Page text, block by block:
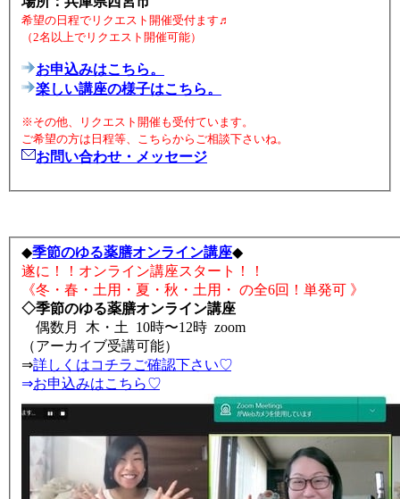
希望の日程でリクエスト開催受付ます♬
（2名以上でリクエスト開催可能）
お申込みはこちら。
楽しい講座の様子はこちら。
※その他、リクエスト開催も受付ています。
ご希望の方は日程等、こちらからご相談下さいね。
お問い合わせ・メッセージ
◆季節のゆる薬膳オンライン講座◆
遂に！！オンライン講座スタート！！
《冬・春・土用・夏・秋・土用・ の全6回！単発可 》
◇季節のゆる薬膳オンライン講座
偶数月 木・土 10時〜12時 zoom
（アーカイブ受講可能）
⇒詳しくはコチラご確認下さい♡
⇒お申込みはこちら♡